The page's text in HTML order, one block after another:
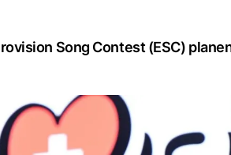
Song Contest (ESC)